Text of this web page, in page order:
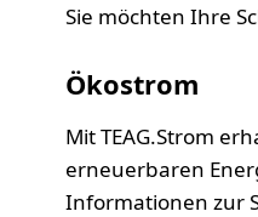
Sie möchten Ihre
Ökostrom
Mit TEAG.Strom
erneuerbaren
Informationen zur